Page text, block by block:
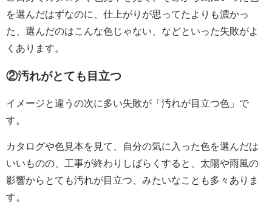
を選んだはずなのに、仕上がりが思ってたよりも濃かっ
た、選んだのはこんな色じゃない、などといった失敗がよ
くあります。
②汚れがとても目立つ
イメージと違うの次に多い失敗が「汚れが目立つ色」で
す。
カタログや色見本を見て、自分の気に入った色を選んだは
いいものの、工事が終わりしばらくすると、太陽や雨風の
影響からとても汚れが目立つ、みたいなことも多々ありま
す。